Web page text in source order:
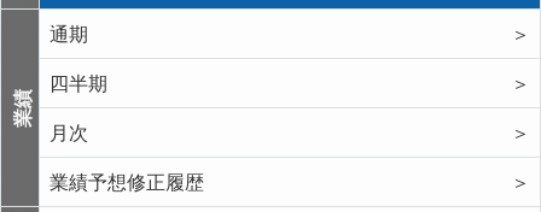
業績
通期
＞
四半期
＞
月次
＞
業績予想修正履歴
＞